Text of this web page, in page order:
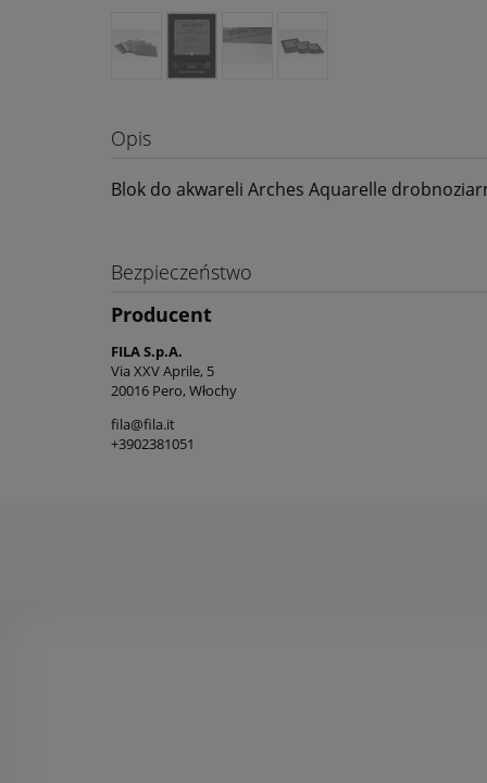
Opis
Blok do akwareli Arches Aquarelle
Bezpieczeństwo
Producent
FILA S.p.A.
Via XXV Aprile, 5
20016 Pero, Włochy
fila@fila.it
+3902381051